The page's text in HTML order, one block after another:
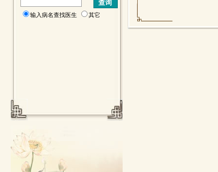
输入病名查找医生 其它